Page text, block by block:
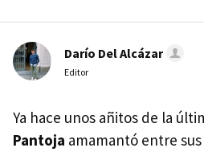
Darío Del Alcázar
Editor
Ya hace unos añitos de la
Pantoja amamantó entre